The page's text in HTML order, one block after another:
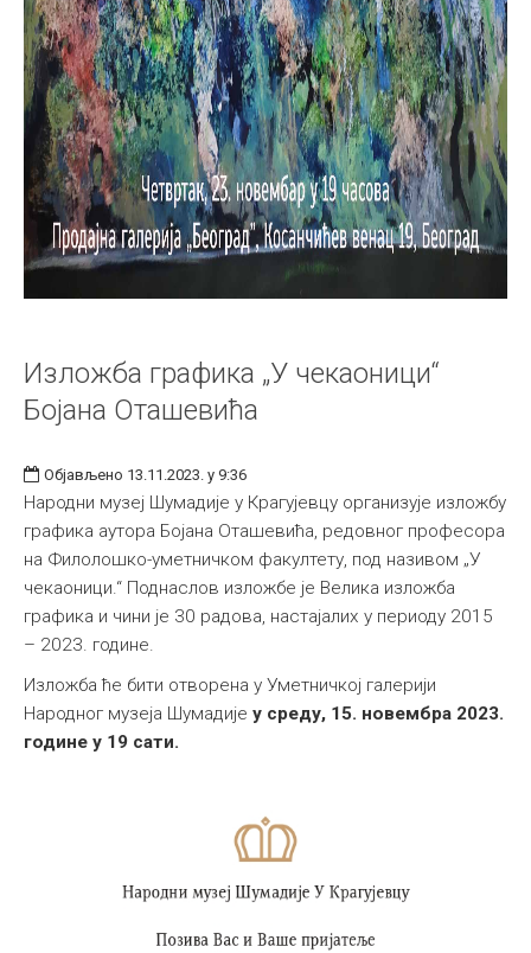
Изложба графика „У чекаоници“
Бојана Оташевића
Објављено 13.11.2023. у 9:36
Народни музеј Шумадије у Крагујевцу организује изложбу
графика аутора Бојана Оташевића, редовног професора
на Филолошко-уметничком факултету, под називом „У
чекаоници.“ Поднаслов изложбе је Велика изложба
графика и чини је 30 радова, настајалих у периоду 2015
– 2023. године.
Изложба ће бити отворена у Уметничкој галерији
Народног музеја Шумадије у среду, 15. новембра 2023.
године у 19 сати.